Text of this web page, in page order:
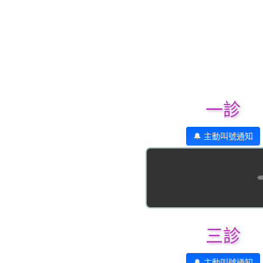
一診
🔔 主動叫號通知
三診